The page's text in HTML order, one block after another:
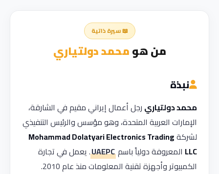
📖 سيرة ذاتية
من هومحمد دولتياري
نبذة
محمد دولتياري رجل أعمال إيراني مقيم في الشارقة،
الإمارات العربية المتحدة، وهو مؤسس والرئيس التنفيذي
لشركةMohammad Dolatyari Electronics Trading
LLC المعروفة دولياً باسم UAEPC. يعمل في تجارة
الكمبيوتر وأجهزة تقنية المعلومات منذ عام 2010.